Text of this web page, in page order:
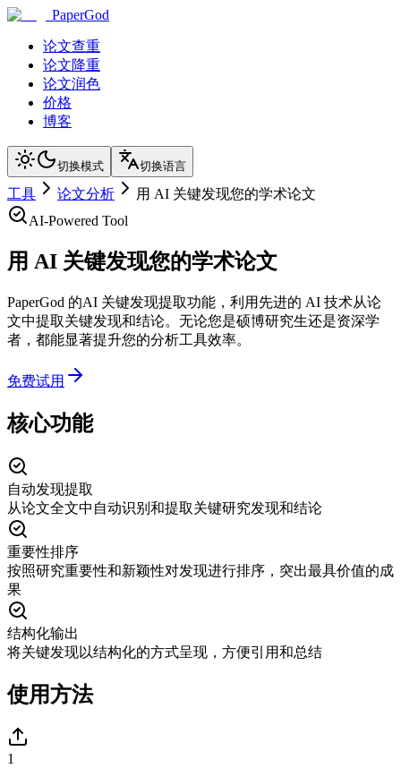
PaperGod
论文查重
论文降重
论文润色
价格
博客
切换模式 切换语言
工具 论文分析
用 AI 关键发现您的学术论文
AI-Powered Tool
用 AI 关键发现您的学术论文
PaperGod 的AI 关键发现提取功能，利用先进的 AI 技术从论
文中提取关键发现和结论。无论您是硕博研究生还是资深学
者，都能显著提升您的分析工具效率。
免费试用
核心功能
自动发现提取
从论文全文中自动识别和提取关键研究发现和结论
重要性排序
按照研究重要性和新颖性对发现进行排序，突出最具价值的成
果
结构化输出
将关键发现以结构化的方式呈现，方便引用和总结
使用方法
1